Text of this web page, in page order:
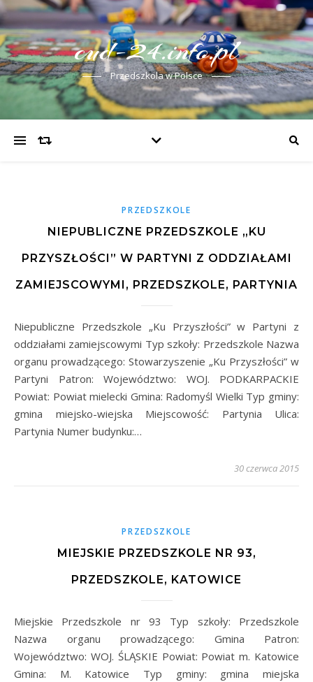
cud-24.info.pl
Przedszkola w Polsce
PRZEDSZKOLE
NIEPUBLICZNE PRZEDSZKOLE „KU
PRZYSZŁOŚCI” W PARTYNI Z ODDZIAŁAMI
ZAMIEJSCOWYMI, PRZEDSZKOLE, PARTYNIA
Niepubliczne Przedszkole „Ku Przyszłości” w Partyni z
oddziałami zamiejscowymi Typ szkoły: Przedszkole Nazwa
organu prowadzącego: Stowarzyszenie „Ku Przyszłości” w
Partyni Patron: Województwo: WOJ. PODKARPACKIE
Powiat: Powiat mielecki Gmina: Radomyśl Wielki Typ gminy:
gmina miejsko-wiejska Miejscowość: Partynia Ulica:
Partynia Numer budynku:…
30 czerwca 2015
PRZEDSZKOLE
MIEJSKIE PRZEDSZKOLE NR 93,
PRZEDSZKOLE, KATOWICE
Miejskie Przedszkole nr 93 Typ szkoły: Przedszkole
Nazwa organu prowadzącego: Gmina Patron:
Województwo: WOJ. ŚLĄSKIE Powiat: Powiat m. Katowice
Gmina: M. Katowice Typ gminy: gmina miejska